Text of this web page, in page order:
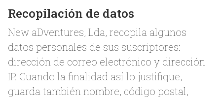
Recopilación de datos
New aDventures, Lda, recopila algunos
datos personales de sus suscriptores:
dirección de correo electrónico y dirección
IP. Cuando la finalidad así lo justifique,
guarda también nombre, código postal,